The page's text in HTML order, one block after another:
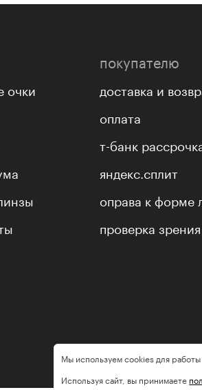
очки
покупателю
доставка и
оплата
т-банк
яндекс.сплит
оправа к форме
проверка зрения
Мы используем cookies для работы
Используя сайт, вы принимаете